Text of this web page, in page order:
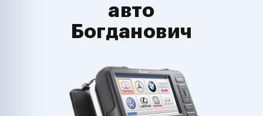
авто
Богданович